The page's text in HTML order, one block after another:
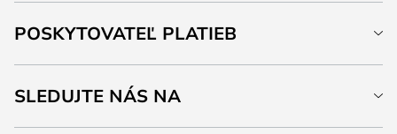
POSKYTOVATEĽ PLATIEB
SLEDUJTE NÁS NA